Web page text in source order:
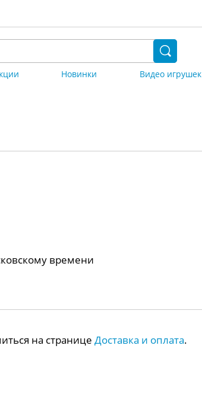
Новинки Видео игрушек
времени
на странице Доставка и оплата.